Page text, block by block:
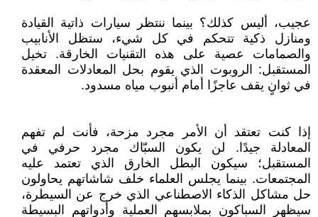
عجيب، أليس كذلك؟ بينما ننتظر سيارات ذاتية القيادة
ومنازل ذكية تتحكم في كل شيء، ستظل الأنابيب
والصمامات عصية على هذه التقنيات الخارقة. تخيل
المستقبل: الروبوت الذي يقوم بحل المعادلات المعقدة
في ثوانٍ يقف عاجزًا أمام أنبوب مياه مسدود.
إذا كنت تعتقد أن الأمر مجرد مزحة، فأنت لم تفهم
المعادلة جيدًا. لن يكون السبّاك مجرد حرفي في
المستقبل؛ سيكون البطل الخارق الذي تعتمد عليه
المجتمعات. بينما يجلس العلماء خلف شاشاتهم يحاولون
حل مشاكل الذكاء الاصطناعي الذي خرج عن السيطرة،
سيظهر السباكون بملابسهم العملية وأدواتهم البسيطة